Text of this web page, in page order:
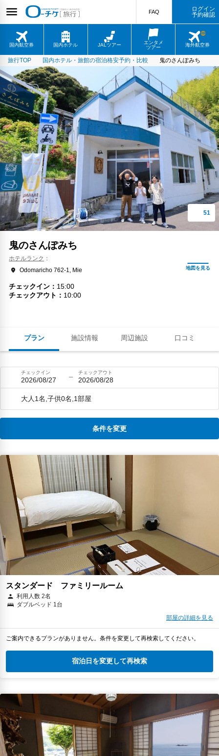
国内航空券 国内ホテル JALツアー
エンタメ
ツアー
海外航空券
FAQ
ログイン
予約確認
旅行TOP 国内ホテル・旅館の宿泊格安予約・比較 鬼のさんぽみち
プラン 施設情報 周辺施設 口コミ
鬼のさんぽみち
ホテルランク
Odomaricho 762-1, Mie
チェックイン
15:00
チェックアウト
10:00
チェックイン
2026/08/27
チェックアウト
2026/08/28
大人1名,子供0名,1部屋
条件を変更
スタンダード ファミリールーム
利用人数 2名
ダブルベッド 1台
部屋の詳細を見る
ご案内できるプランがありません。条件を変更して再検索してください。
宿泊日を変更して再検索